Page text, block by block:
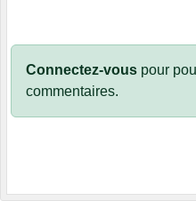
Connectez-vous pour
commentaires.